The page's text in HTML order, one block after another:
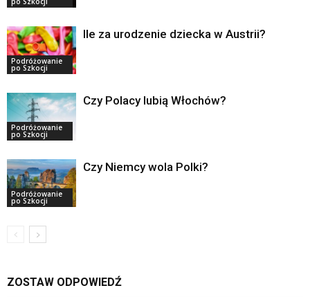
Podróżowanie
po Szkocji
Ile za urodzenie dziecka w Austrii?
Podróżowanie
po Szkocji
Czy Polacy lubią Włochów?
Podróżowanie
po Szkocji
Czy Niemcy wola Polki?
ZOSTAW ODPOWIEDŹ